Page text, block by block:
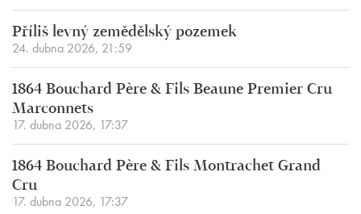
Příliš levný zemědělský pozemek
24. dubna 2026, 21:59
1864 Bouchard Père & Fils Beaune Premier Cru
Marconnets
17. dubna 2026, 17:37
1864 Bouchard Père & Fils Montrachet Grand
Cru
17. dubna 2026, 17:37